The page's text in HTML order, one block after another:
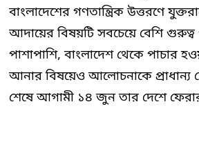
বাংলাদেশের গণতান্ত্রিক উত্তরণে
আদায়ের বিষয়টি সবচেয়ে বেশি গুরুত্ব
পাশাপাশি, বাংলাদেশ থেকে পাচার
আনার বিষয়েও আলোচনাকে প্রাধান্য
শেষে আগামী ১৪ জুন তার দেশে